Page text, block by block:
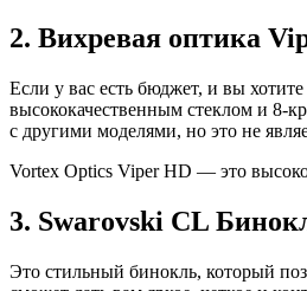
2. Вихревая оптика
Если у вас есть бюджет, и вы
высококачественным стеклом и 8-
с другими моделями, но это не
Vortex Optics Viper HD — это
3. Swarovski CL
Это стильный бинокль, который